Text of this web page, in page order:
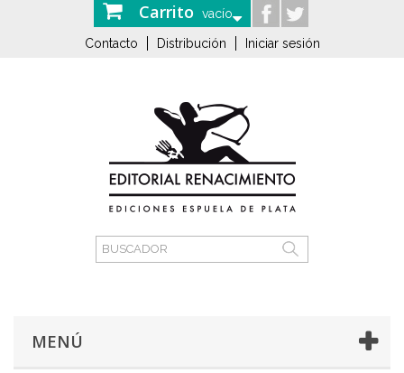
Carrito vacío
Contacto Distribución Iniciar sesión
MENÚ